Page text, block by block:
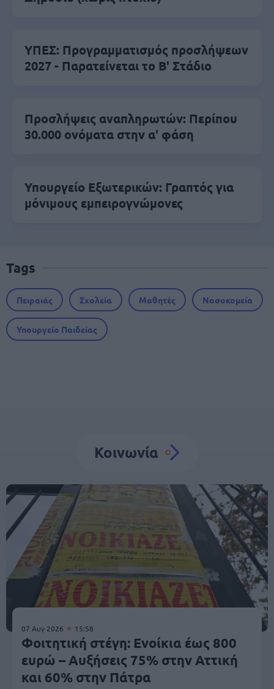
ΥΠΕΣ: Προγραμματισμός προσλήψεων
2027 - Παρατείνεται το Β' Στάδιο
Προσλήψεις αναπληρωτών: Περίπου
30.000 ονόματα στην α' φάση
Υπουργείο Εξωτερικών: Γραπτός για
μόνιμους εμπειρογνώμονες
Tags
Πειραιάς Σχολεία Μαθητές Νοσοκομεία
Υπουργείο Παιδείας
Κοινωνία
07 Αυγ 2026 15:58
Φοιτητική στέγη: Ενοίκια έως 800
ευρώ – Αυξήσεις 75% στην Αττική
και 60% στην Πάτρα